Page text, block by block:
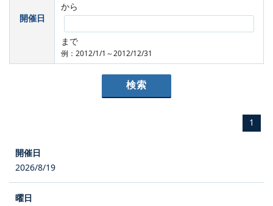
開催日
から
まで
例：2012/1/1～2012/12/31
1
2026/8/19